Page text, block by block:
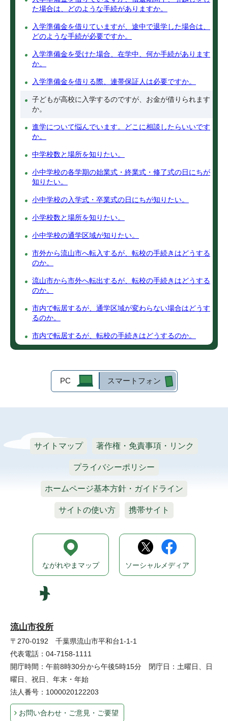
た場合は、どのような手続がありますか。
入学準備金を借りていますが、途中で退学した場合は、
どのような手続が必要ですか。
入学準備金を受けた場合、在学中、何か手続があります
か。
入学準備金を借りる際、連帯保証人は必要ですか。
子どもが高校に入学するのですが、お金が借りられます
か。
進学について悩んでいます。どこに相談したらいいです
か。
中学校数と場所を知りたい。
小中学校の各学期の始業式・終業式・修了式の日にちが
知りたい。
小中学校の入学式・卒業式の日にちが知りたい。
小学校数と場所を知りたい。
小中学校の通学区域が知りたい。
市外から流山市へ転入するが、転校の手続きはどうする
のか。
流山市から市外へ転出するが、転校の手続きはどうする
のか。
市内で転居するが、通学区域が変わらない場合はどうす
るのか。
市内で転居するが、転校の手続きはどうするのか。
PC スマートフォン
サイトマップ 著作権・免責事項・リンク
プライバシーポリシー
ホームページ基本方針・ガイドライン
サイトの使い方 携帯サイト
流山市役所
〒270-0192 千葉県流山市平和台1-1-1
代表電話：04-7158-1111
開庁時間：午前8時30分から午後5時15分 閉庁日：土曜日、日
曜日、祝日、年末・年始
法人番号：1000020122203
お問い合わせ・ご意見・ご要望
ながれやまマップ ソーシャルメディア